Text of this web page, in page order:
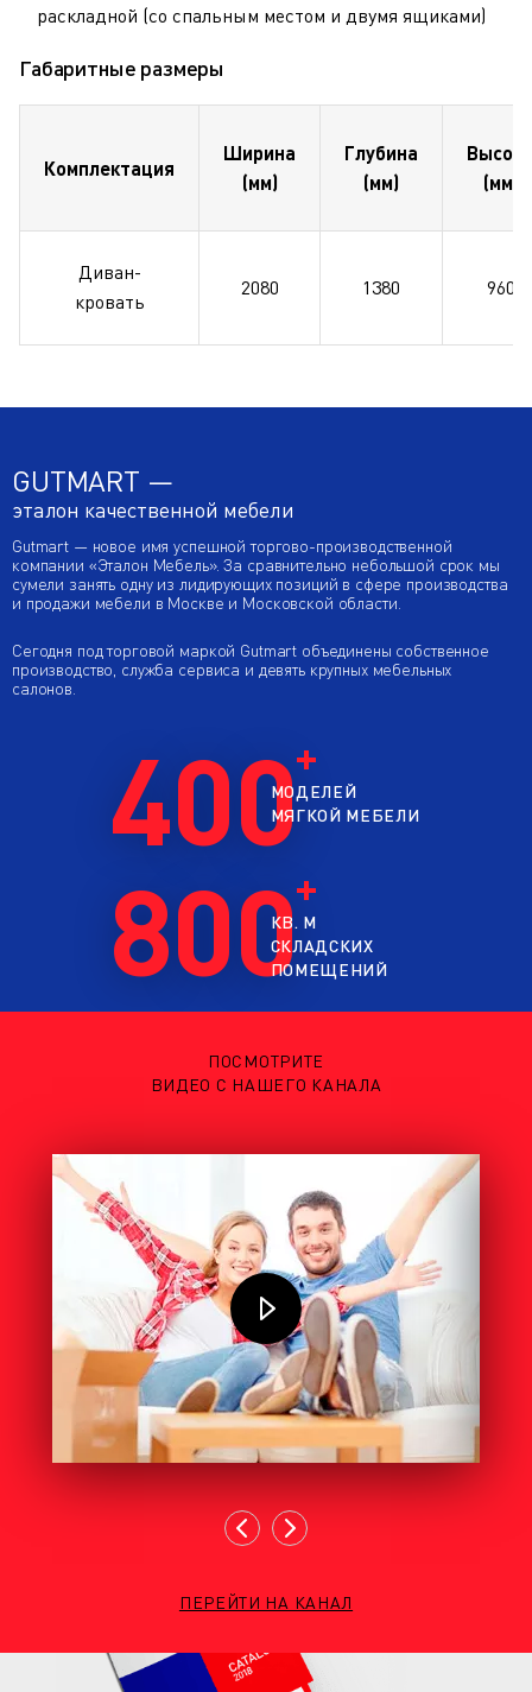
раскладной (со спальным местом и двумя ящиками)
Габаритные размеры
Комплектация
Ширина
(мм)
Глубина
(мм)
(мм)
Диван-
кровать
2080 1380 960
GUTMART —
эталон качественной мебели
Gutmart — новое имя успешной торгово-производственной
компании «Эталон Мебель». За сравнительно небольшой срок мы
сумели занять одну из лидирующих позиций в сфере производства
и продажи мебели в Москве и Московской области.
Сегодня под торговой маркой Gutmart объединены собственное
производство, служба сервиса и девять крупных мебельных
салонов.
400МОДЕЛЕЙ
МЯГКОЙ МЕБЕЛИ
800
КВ. М
СКЛАДСКИХ
ПОМЕЩЕНИЙ
ПОСМОТРИТЕ
ВИДЕО С НАШЕГО КАНАЛА
ПЕРЕЙТИ НА КАНАЛ